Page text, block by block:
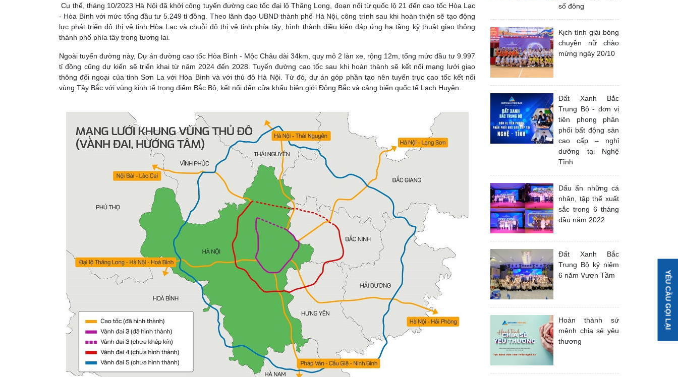
Cụ thể, tháng 10/2023 Hà Nội đã khởi công tuyến đường cao tốc đại lộ Thăng Long, đoạn nối từ quốc lộ 21 đến cao tốc Hòa Lạc
- Hòa Bình với mức tổng đầu tư 5.249 tỉ đồng. Theo lãnh đạo UBND thành phố Hà Nội, công trình sau khi hoàn thiện sẽ tạo động
lực phát triển đô thị vệ tinh Hòa Lạc và chuỗi đô thị vệ tinh phía tây; hình thành điều kiện đáp ứng hạ tầng kỹ thuật giao thông
thành phố phía tây trong tương lai.
Ngoài tuyến đường này, Dự án đường cao tốc Hòa Bình - Mộc Châu dài 34km, quy mô 2 làn xe, rộng 12m, tổng mức đầu tư 9.997
tỉ đồng cũng dự kiến sẽ triển khai từ năm 2024 đến 2028. Tuyến đường cao tốc sau khi hoàn thành sẽ kết nối mạng lưới giao
thông đối ngoại của tỉnh Sơn La với Hòa Bình và với thủ đô Hà Nội. Từ đó, dự án góp phần tạo nên tuyến trục cao tốc kết nối
vùng Tây Bắc với vùng kinh tế trọng điểm Bắc Bộ, kết nối đến cửa khẩu biên giới Đông Bắc và cảng biển quốc tế Lạch Huyện.
số đông
Kịch tính giải bóng
chuyền nữ chào
mừng ngày 20/10
Đất Xanh Bắc
Trung Bộ - đơn vị
tiên phong phân
phối bất động sản
cao cấp – nghỉ
dưỡng tại Nghệ
Tĩnh
Dấu ấn những cá
nhân, tập thể xuất
sắc trong 6 tháng
đầu năm 2022
Đất Xanh Bắc
Trung Bộ kỷ niệm
6 năm Vươn Tầm
Hoàn thành sứ
mệnh chia sẻ yêu
thương
YÊU CẦU GỌI LẠI